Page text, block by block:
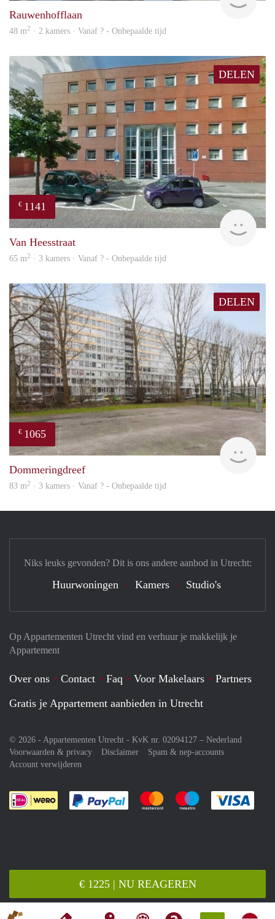
€ 1225 | NU REAGEREN
Rauwenhofflaan
48 m2 · 2 kamers · Vanaf ? - Onbepaalde tijd
DELEN
€ 1141
rent
Van Heesstraat
65 m2 · 3 kamers · Vanaf ? - Onbepaalde tijd
DELEN
€ 1065
rent
Dommeringdreef
83 m2 · 3 kamers · Vanaf ? - Onbepaalde tijd
Op Appartementen Utrecht vind en verhuur je makkelijk je
Appartement
Over ons Contact Faq Voor Makelaars
Partners
Gratis je Appartement aanbieden in Utrecht
© 2026 - Appartementen Utrecht - KvK nr. 02094127 – Nederland
Voorwaarden & privacy
Disclaimer
Spam & nep-accounts
Account verwijderen
Je rekent gemakkelijk af met Paypal
Je rekent gemakkelijk af met
Je rekent
Niks leuks gevonden? Dit is ons andere aanbod in Utrecht:
Huurwoningen Kamers Studio's